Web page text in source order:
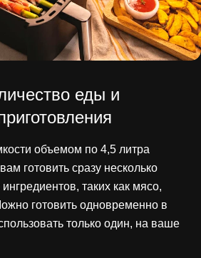
еды и
объемом по 4,5 литра
готовить сразу несколько
таких как мясо,
готовить одновременно в
только один, на ваше